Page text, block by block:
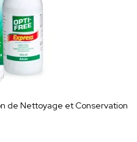
de Nettoyage et Conservation